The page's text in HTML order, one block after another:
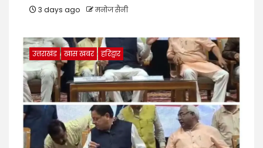
3 days ago मनोज सैनी
उत्तराखंड खास खबर हरिद्वार